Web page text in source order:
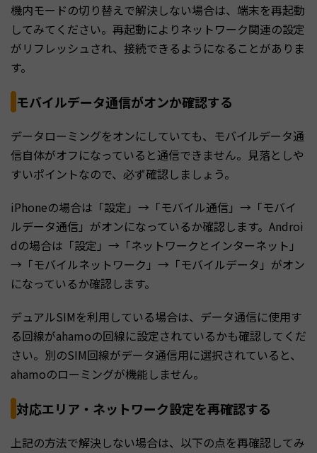
機内モードの切り替えで解決しない場合は、端末を再起動
してみてください。再起動によりネットワーク関連の設定
がリフレッシュされ、接続できるようになることがありま
す。
モバイルデータ通信がオンか確認する
データローミングをオンにしていても、モバイルデータ通
信自体がオフになっていると通信できません。見落としや
すいポイントなので、必ず確認しましょう。
iPhoneの場合は「設定」→「モバイル通信」→「モバイ
ルデータ通信」がオンになっているか確認します。Androi
dの場合は「設定」→「ネットワークとインターネット」
→「モバイルネットワーク」→「モバイルデータ」がオン
になっているか確認します。
デュアルSIMを利用している場合は、データ通信に使用す
る回線がahamoの回線に設定されているかも確認してくだ
さい。別のSIM回線がデータ通信用に選択されていると、
ahamoのローミングが機能しません。
対応エリア・ネットワーク設定を再確認する
上記の方法で解決しない場合は、以下の点を再確認してみ